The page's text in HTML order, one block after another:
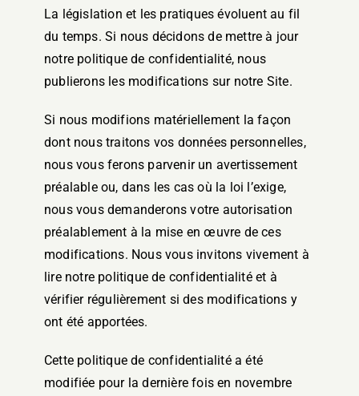
La législation et les pratiques évoluent au fil
du temps. Si nous décidons de mettre à jour
notre politique de confidentialité, nous
publierons les modifications sur notre Site.
Si nous modifions matériellement la façon
dont nous traitons vos données personnelles,
nous vous ferons parvenir un avertissement
préalable ou, dans les cas où la loi l’exige,
nous vous demanderons votre autorisation
préalablement à la mise en œuvre de ces
modifications. Nous vous invitons vivement à
lire notre politique de confidentialité et à
vérifier régulièrement si des modifications y
ont été apportées.
Cette politique de confidentialité a été
modifiée pour la dernière fois en novembre